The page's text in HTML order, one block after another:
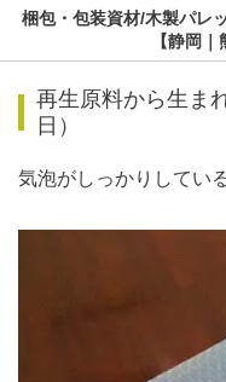
梱包・包装資材/木製パレ
【静岡｜
再生原料から生ま
日）
気泡がしっかりしてい